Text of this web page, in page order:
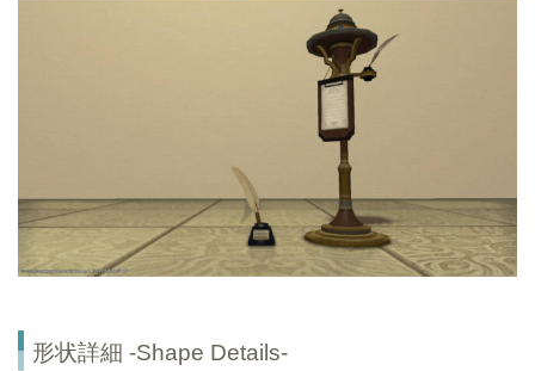
形状詳細 -Shape Details-